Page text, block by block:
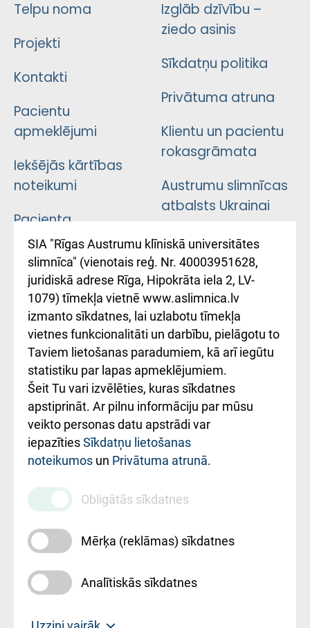
Telpu noma
Projekti
Kontakti
Pacientu
apmeklējumi
Iekšējās kārtības
noteikumi
Pacienta
atsauksmju/sūdzību
iesniegšanas
kārtība
Kā pie mums nokļūt
Rēķinu apmaksas
ceļvedis
Rekvizīti un
ārstniecības
iestādes kods
010000234
Maksas
pakalpojumu
cenrādis
Izglāb dzīvību –
ziedo asinis
Sīkdatņu politika
Privātuma atruna
Klientu un pacientu
rokasgrāmata
Austrumu slimnīcas
atbalsts Ukrainai
Підтримка Східної
лікарні та співпраця з
Україною
SIA "Rīgas Austrumu klīniskā universitātes
slimnīca" (vienotais reģ. Nr. 40003951628,
juridiskā adrese Rīga, Hipokrāta iela 2, LV-
1079) tīmekļa vietnē www.aslimnica.lv
izmanto sīkdatnes, lai uzlabotu tīmekļa
vietnes funkcionalitāti un darbību, pielāgotu to
Taviem lietošanas paradumiem, kā arī iegūtu
statistiku par lapas apmeklējumiem.
Šeit Tu vari izvēlēties, kuras sīkdatnes
apstiprināt. Ar pilnu informāciju par mūsu
veikto personas datu apstrādi var
iepazītiesSīkdatņu lietošanas
noteikumos un Privātuma atrunā.
Obligātās sīkdatnes
Mērķa (reklāmas) sīkdatnes
Analītiskās sīkdatnes